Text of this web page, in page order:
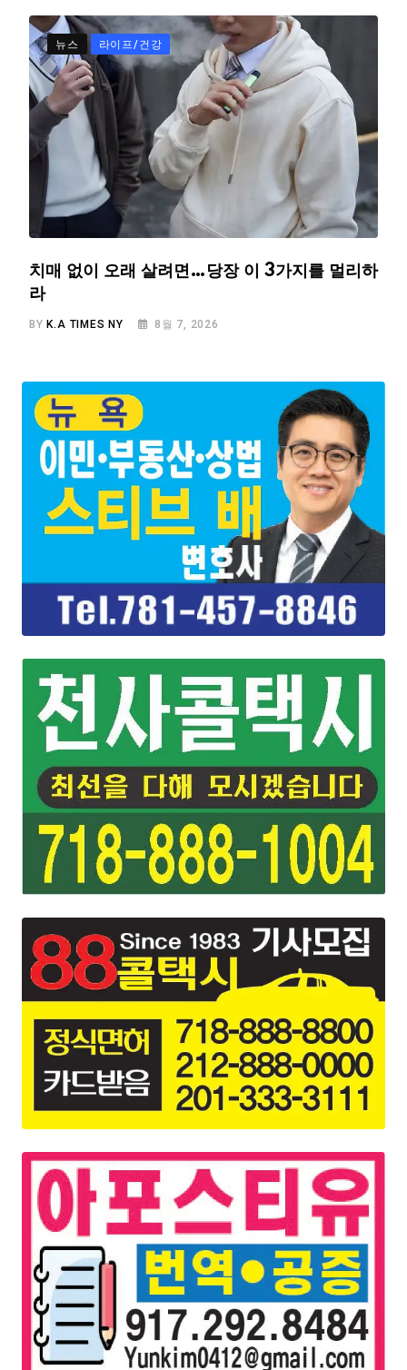
뉴스 라이프/건강
치매 없이 오래 살려면…당장 이 3가지를 멀리하
라
BYK.A TIMES NY 8월 7, 2026